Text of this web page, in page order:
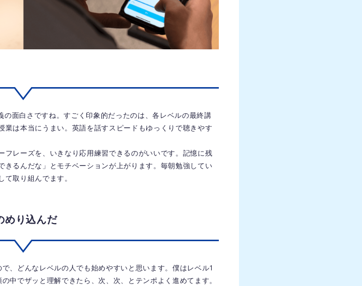
面白さですね。すごく印象的だったのは、各レベルの最終講
は本当にうまい。英語を話すスピードもゆっくりで聴きやす
レーズを、いきなり応用練習できるのがいいです。記憶に残
きるんだな」とモチベーションが上がります。毎朝勉強してい
取り組んでます。
めり込んだ
、どんなレベルの人でも始めやすいと思います。僕はレベル1
中でザッと理解できたら、次、次、とテンポよく進めてます。